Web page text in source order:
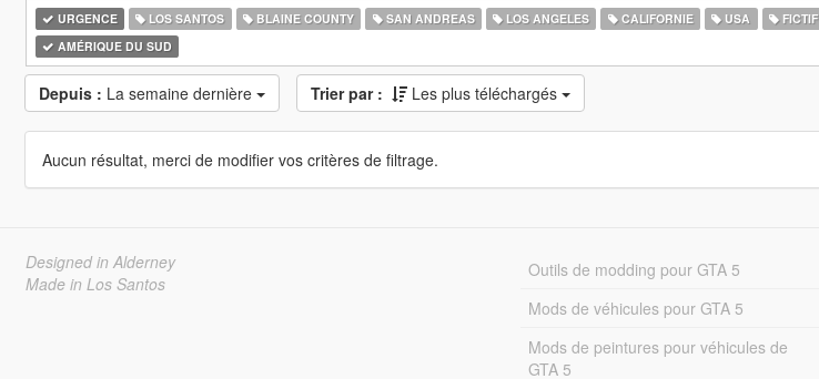
URGENCE LOS SANTOS BLAINE COUNTY SAN ANDREAS LOS ANGELES CALIFORNIE USA FICTIF
AMÉRIQUE DU SUD
Depuis : La semaine dernière Trier par : Les plus téléchargés
Aucun résultat, merci de modifier vos critères de filtrage.
Designed in Alderney
Made in Los Santos
Outils de modding pour GTA 5
Mods de véhicules pour GTA 5
Mods de peintures pour véhicules de
GTA 5